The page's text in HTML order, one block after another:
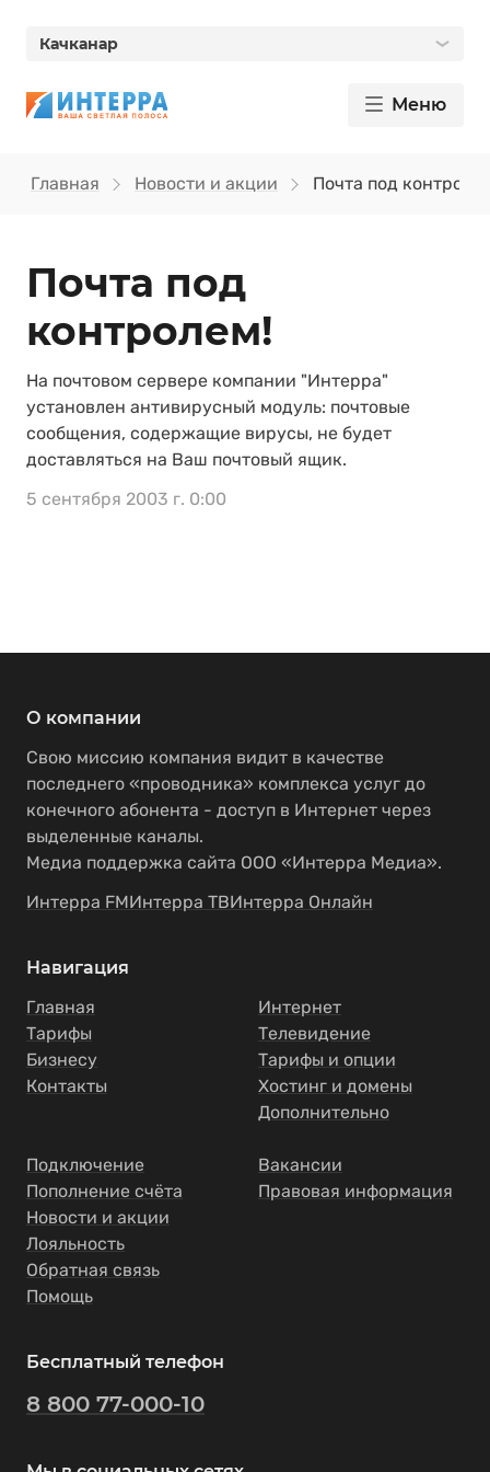
Качканар
Меню
Главная Новости и акции Почта под
Почта под
контролем!
На почтовом сервере компании "Интерра"
установлен антивирусный модуль: почтовые
сообщения, содержащие вирусы, не будет
доставляться на Ваш почтовый ящик.
5 сентября 2003 г. 0:00
О компании
Свою миссию компания видит в качестве
последнего «проводника» комплекса услуг до
конечного абонента - доступ в Интернет через
выделенные каналы.
Медиа поддержка сайта ООО «Интерра Медиа».
Интерра FMИнтерра ТВИнтерра Онлайн
Навигация
Главная
Тарифы
Бизнесу
Контакты
Интернет
Телевидение
Тарифы и опции
Хостинг и домены
Дополнительно
Подключение
Пополнение счёта
Новости и акции
Лояльность
Обратная связь
Помощь
Вакансии
Правовая информация
Бесплатный телефон
8 800 77-000-10